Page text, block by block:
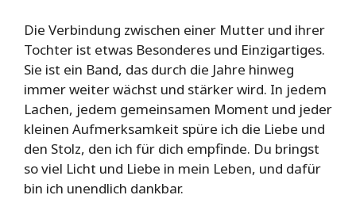
Die Verbindung zwischen einer Mutter und ihrer
Tochter ist etwas Besonderes und Einzigartiges.
Sie ist ein Band, das durch die Jahre hinweg
immer weiter wächst und stärker wird. In jedem
Lachen, jedem gemeinsamen Moment und jeder
kleinen Aufmerksamkeit spüre ich die Liebe und
den Stolz, den ich für dich empfinde. Du bringst
so viel Licht und Liebe in mein Leben, und dafür
bin ich unendlich dankbar.